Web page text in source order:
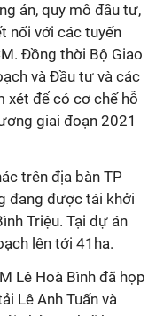
án, quy mô đầu tư,
nối với các tuyến
. Đồng thời Bộ Giao
và Đầu tư và các
xét để có cơ chế hỗ
giai đoạn 2021
trên địa bàn TP
đang được tái khởi
Triệu. Tại dự án
lên tới 41ha.
Lê Hoà Bình đã họp
Lê Anh Tuấn và